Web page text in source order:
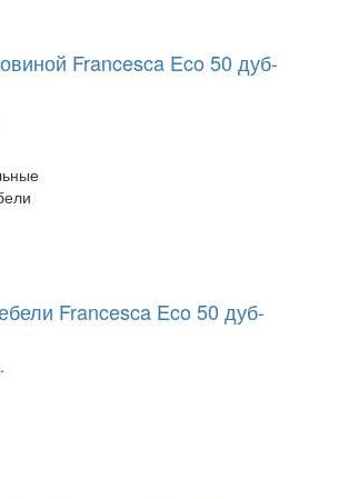
Francesca Eco 50 дуб-
Francesca Eco 50 дуб-